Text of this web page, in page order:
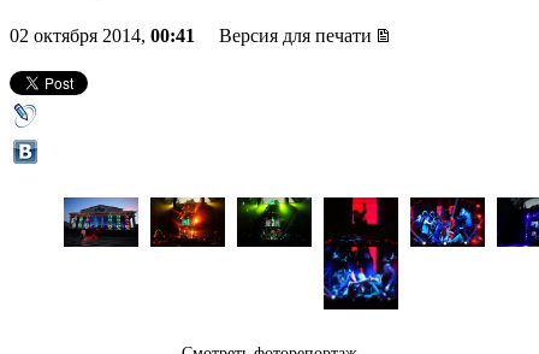
02 октября 2014, 00:41 Версия для печати